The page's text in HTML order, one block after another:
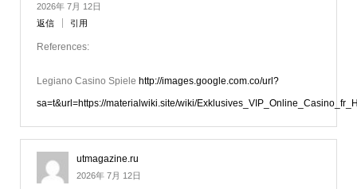
2026年 7月 12日
返信
引用
References:
Legiano Casino Spiele http://images.google.com.co/url?
sa=t&url=https://materialwiki.site/wiki/
utmagazine.ru
2026年 7月 12日